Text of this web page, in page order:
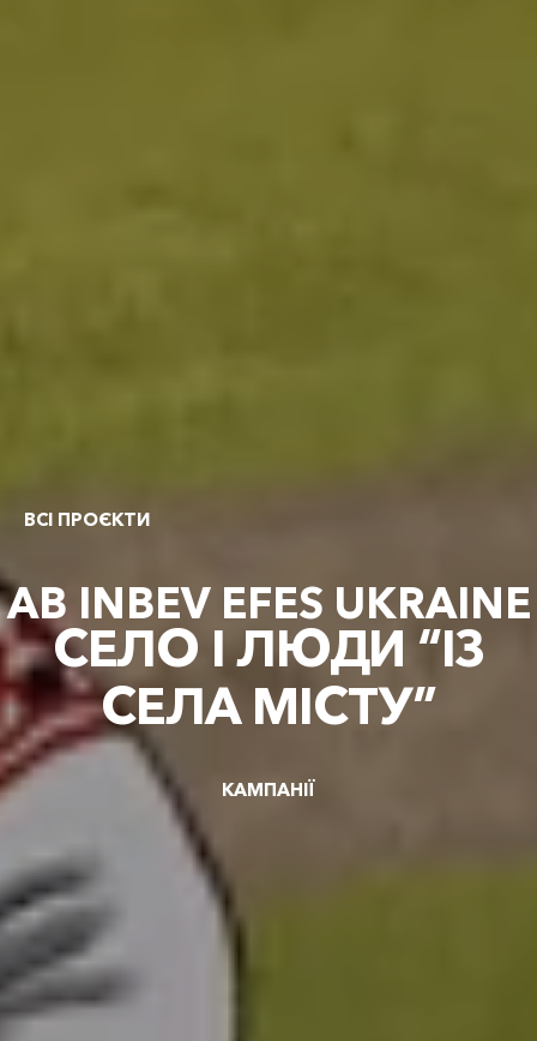
ВСІ ПРОЄКТИ
AB INBEV EFES UKRAINE
СЕЛО І ЛЮДИ “ІЗ
СЕЛА МІСТУ”
КАМПАНІЇ